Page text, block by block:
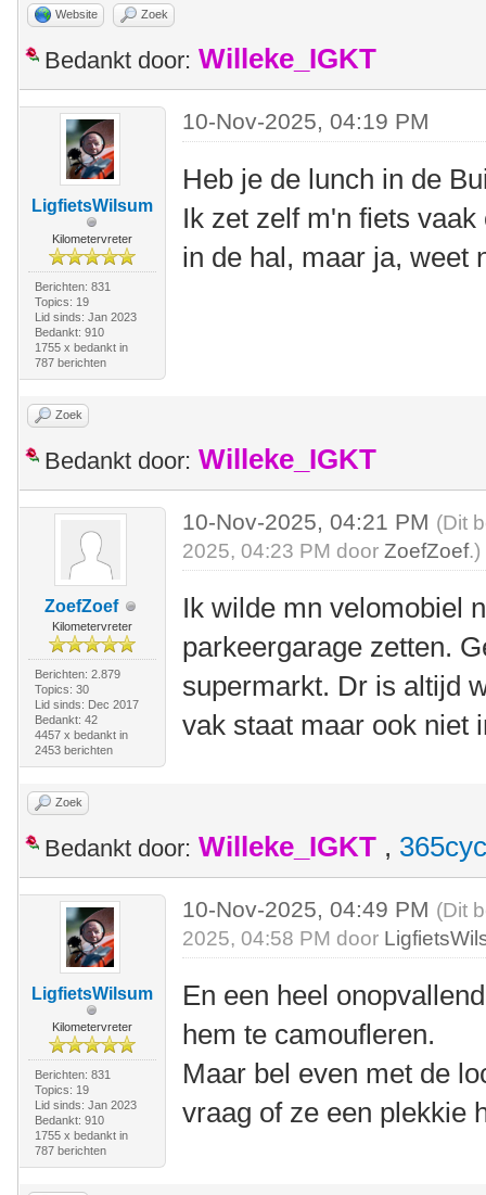
Website Zoek
Bedankt door: Willeke_IGKT
LigfietsWilsum
Kilometervreter
Berichten: 831
Topics: 19
Lid sinds: Jan 2023
Bedankt: 910
1755 x bedankt in
787 berichten
10-Nov-2025, 04:19 PM
Heb je de lunch in de
Ik zet zelf m'n fiets
in de hal, maar ja, weet
Zoek
Bedankt door: Willeke_IGKT
ZoefZoef
Kilometervreter
Berichten: 2.879
Topics: 30
Lid sinds: Dec 2017
Bedankt: 42
4457 x bedankt in
2453 berichten
10-Nov-2025, 04:21 PM (Dit
2025, 04:23 PM doorZoefZoef.)
Ik wilde mn velomobiel
parkeergarage zetten.
supermarkt. Dr is altijd
vak staat maar ook niet
Zoek
Bedankt door: Willeke_IGKT ,
LigfietsWilsum
Kilometervreter
Berichten: 831
Topics: 19
Lid sinds: Jan 2023
Bedankt: 910
1755 x bedankt in
787 berichten
10-Nov-2025, 04:49 PM (Dit
2025, 04:58 PM door
En een heel
hem te camoufleren.
Maar bel even met de
vraag of ze een plekkie